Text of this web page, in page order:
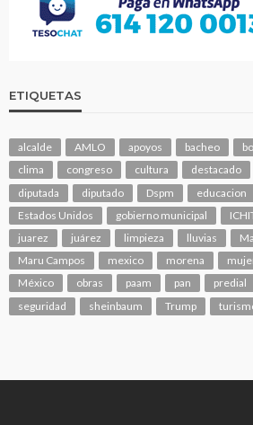
ETIQUETAS
alcalde AMLO apoyos bacheo
clima
congreso cultura destacado
diputada
diputado Dspm educacion
Estados Unidos
gobierno municipal
juarez
juárez limpieza lluvias
Maru Campos
mexico morena
México
obras paam pan predial
seguridad
sheinbaum Trump